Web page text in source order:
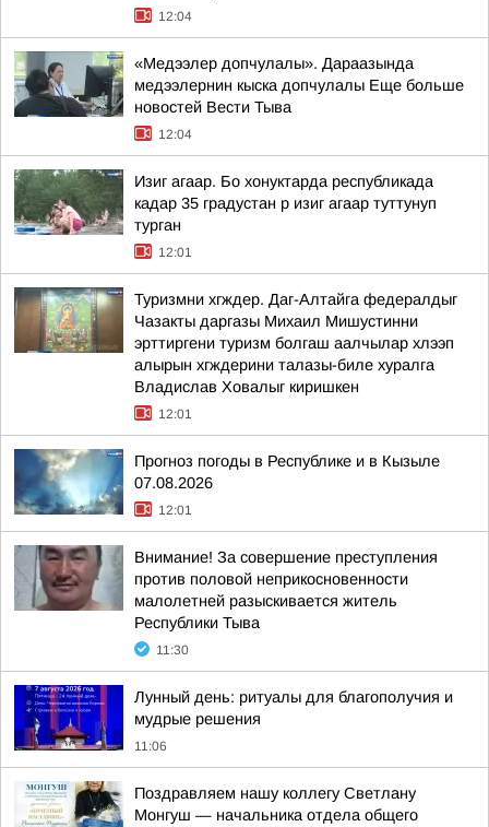
12:04
«Медээлер допчулалы». Дараазында
медээлернин кыска допчулалы Еще больше
новостей Вести Тыва
12:04
Изиг агаар. Бо хонуктарда республикада
кадар 35 градустан р изиг агаар туттунуп
турган
12:01
Туризмни хгждер. Даг-Алтайга федералдыг
Чазакты даргазы Михаил Мишустинни
эрттиргени туризм болгаш аалчылар хлээп
алырын хгждерини талазы-биле хуралга
Владислав Ховалыг киришкен
12:01
Прогноз погоды в Республике и в Кызыле
07.08.2026
12:01
Внимание! За совершение преступления
против половой неприкосновенности
малолетней разыскивается житель
Республики Тыва
11:30
Лунный день: ритуалы для благополучия и
мудрые решения
11:06
Поздравляем нашу коллегу Светлану
Монгуш — начальника отдела общего